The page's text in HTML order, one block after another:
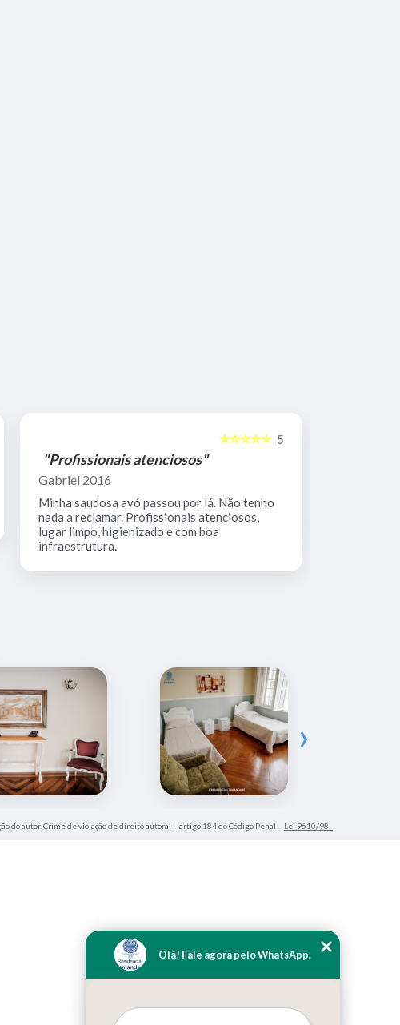
5
☆☆☆☆☆
"Profissionais atenciosos"
Gabriel 2016
Minha saudosa avó passou por lá. Não tenho
nada a reclamar. Profissionais atenciosos,
lugar limpo, higienizado e com boa
infraestrutura.
›
do autor. Crime de violação de direito autoral – artigo 184 do Código Penal – Lei 9610/98 -
Olá! Fale agora pelo WhatsApp.